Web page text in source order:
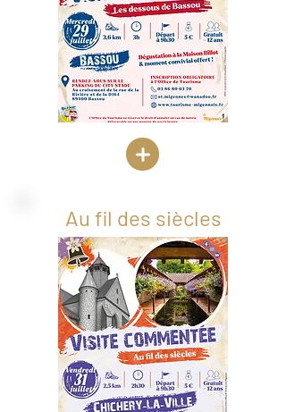
Au fil des siècles